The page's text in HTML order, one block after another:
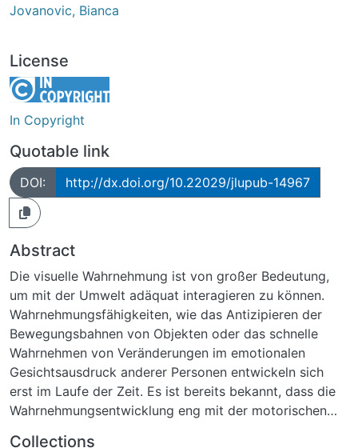
Jovanovic, Bianca
License
In Copyright
Quotable link
DOI: http://dx.doi.org/10.22029/jlupub-14967
Abstract
Die visuelle Wahrnehmung ist von großer Bedeutung,
um mit der Umwelt adäquat interagieren zu können.
Wahrnehmungsfähigkeiten, wie das Antizipieren der
Bewegungsbahnen von Objekten oder das schnelle
Wahrnehmen von Veränderungen im emotionalen
Gesichtsausdruck anderer Personen entwickeln sich
erst im Laufe der Zeit. Es ist bereits bekannt, dass die
Wahrnehmungsentwicklung eng mit der motorischen
Collections